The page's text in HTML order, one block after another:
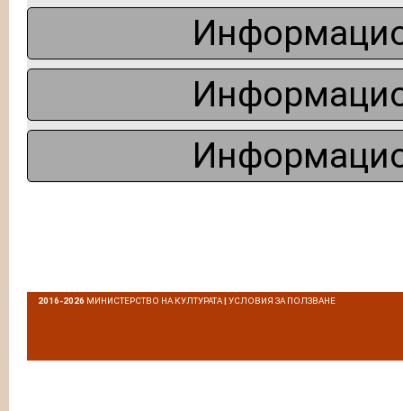
2016-2026 МИНИСТЕРСТВО НА КУЛТУРАТА|УСЛОВИЯ ЗА ПОЛЗВАНЕ